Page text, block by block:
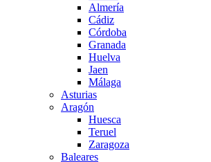
Almería
Cádiz
Córdoba
Granada
Huelva
Jaen
Málaga
Asturias
Aragón
Huesca
Teruel
Zaragoza
Baleares